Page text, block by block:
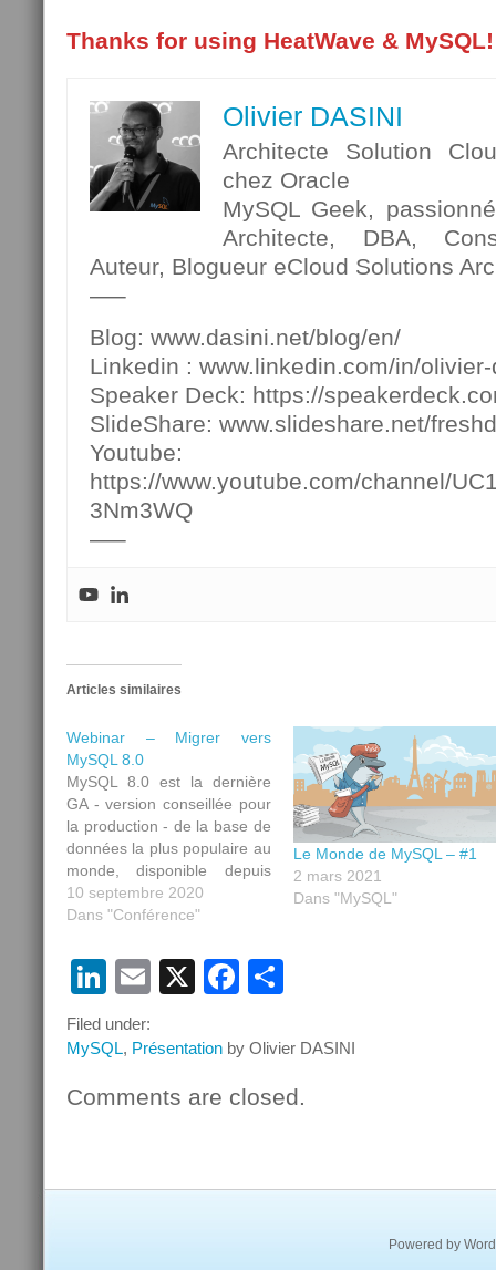
Thanks for using HeatWave & MySQL!
Olivier DASINI
Architecte Solution
chez Oracle
MySQL Geek,
Architecte, DBA,
Auteur, Blogueur eCloud Solutions
—–
Blog: www.dasini.net/blog/en/
Linkedin : www.linkedin.com/in/
Speaker Deck: https://
SlideShare: www.slideshare.net/
Youtube:
https://www.youtube.com/channel/
3Nm3WQ
—–
Articles similaires
Webinar – Migrer vers
MySQL 8.0
MySQL 8.0 est la dernière
GA - version conseillée pour
la production - de la base de
données la plus populaire au
monde, disponible depuis
2018. Cette présentation
vous donnera les bonnes
vous aider à migrer votre
base de données de
migrer…
10 septembre 2020
Dans "Conférence"
Le Monde de MySQL – #1
2 mars 2021
Dans "MySQL"
LinkedIn
Email
X Facebook
Filed under:
MySQL, Présentation by Olivier DASINI
Comments are closed.
Powered by